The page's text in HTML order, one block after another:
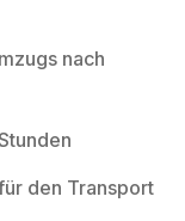
nach
den Transport